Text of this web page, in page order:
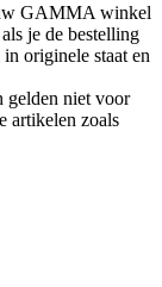
GAMMA winkel
je de bestelling
originele staat en
gelden niet voor
artikelen zoals